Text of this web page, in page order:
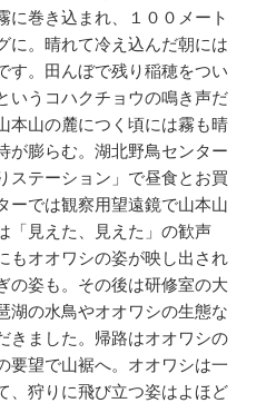
に巻き込まれ、１００メート
に。晴れて冷え込んだ朝には
す。田んぼで残り稲穂をつい
いうコハクチョウの鳴き声だ
本山の麓につく頃には霧も晴
が膨らむ。湖北野鳥センター
ステーション」で昼食とお買
ーでは観察用望遠鏡で山本山
「見えた、見えた」の歓声
もオオワシの姿が映し出され
の姿も。その後は研修室の大
湖の水鳥やオオワシの生態な
きました。帰路はオオワシの
要望で山裾へ。オオワシは一
、狩りに飛び立つ姿はよほど